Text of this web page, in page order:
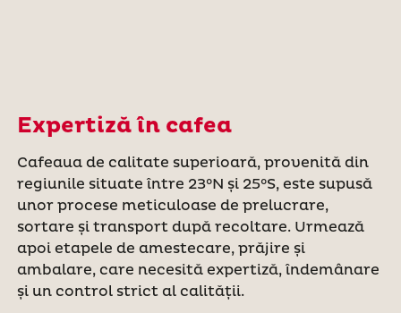
Expertiză în cafea
Cafeaua de calitate superioară, provenită din
regiunile situate între 23°N și 25°S, este supusă
unor procese meticuloase de prelucrare,
sortare și transport după recoltare. Urmează
apoi etapele de amestecare, prăjire și
ambalare, care necesită expertiză, îndemânare
și un control strict al calității.